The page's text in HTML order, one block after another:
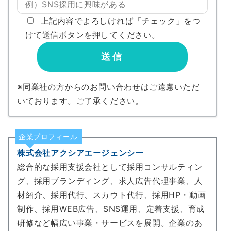
上記内容でよろしければ「チェック」をつ
けて送信ボタンを押してください。
※同業社の方からのお問い合わせはご遠慮いただ
いております。ご了承ください。
企業プロフィール
株式会社アクシアエージェンシー
総合的な採用支援会社として採用コンサルティン
グ、採用ブランディング、求人広告代理事業、人
材紹介、採用代行、スカウト代行、採用HP・動画
制作、採用WEB広告、SNS運用、定着支援、育成
研修など幅広い事業・サービスを展開。企業のあ